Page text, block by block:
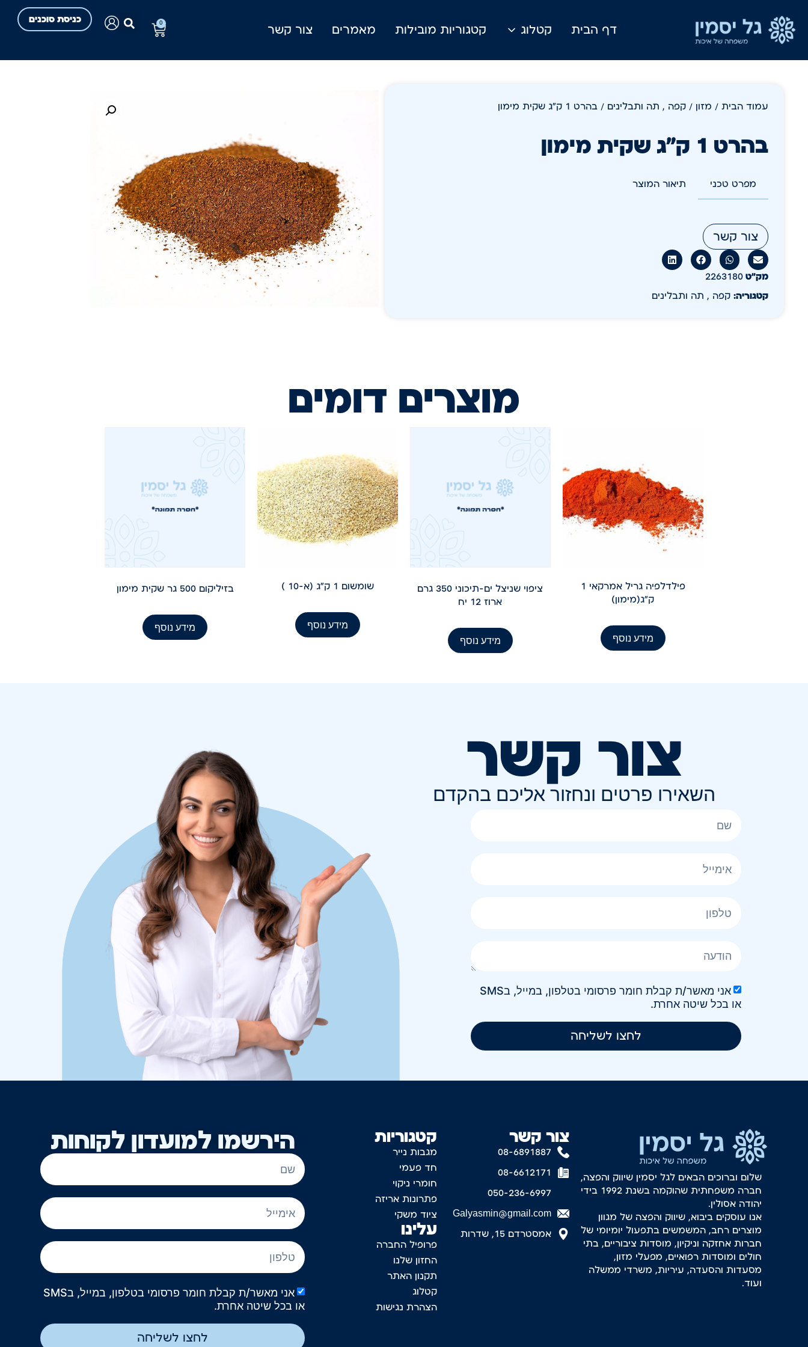
דף הבית קטלוג קטגוריות מובילות מאמרים צור קשר
כניסת סוכנים 0
עמוד הבית / מזון / קפה , תה ותבלינים / בהרט 1 ק"ג שקית מימון
בהרט 1 ק"ג שקית מימון
מפרט טכני תיאור המוצר
צור קשר
מק״ט 2263180
קטגוריה: קפה , תה ותבלינים
מוצרים דומים
פילדלפיה גריל אמרקאי 1
ק"ג(מימון)
מידע נוסף
ציפוי שניצל ים-תיכוני 350 גרם
ארוז 12 יח
מידע נוסף
שומשום 1 ק"ג (א-10 )
מידע נוסף
בזיליקום 500 גר שקית מימון
מידע נוסף
צור קשר
השאירו פרטים ונחזור אליכם בהקדם
אני מאשר/ת קבלת חומר פרסומי בטלפון, במייל, בSMS
או בכל שיטה אחרת.
לחצו לשליחה
הירשמו למועדון לקוחות
אני מאשר/ת קבלת חומר פרסומי בטלפון, במייל, בSMS
או בכל שיטה אחרת.
לחצו לשליחה
קטגוריות
מגבות נייר
חד פעמי
חומרי ניקוי
פתרונות אריזה
ציוד משקי
עלינו
פרופיל החברה
החזון שלנו
תקנון האתר
קטלוג
הצהרת נגישות
צור קשר
08-6891887
08-6612171
050-236-6997
Galyasmin@gmail.com
אמסטרדם 15, שדרות
שלום וברוכים הבאים לגל יסמין שיווק והפצה,
חברה משפחתית שהוקמה בשנת 1992 בידי
יהודה אסולין.
אנו עוסקים ביבוא, שיווק והפצה של מגוון
מוצרים רחב, המשמשים בתפעול יומיומי של
חברות אחזקה וניקיון, מוסדות ציבוריים, בתי
חולים ומוסדות רפואיים, מפעלי מזון,
מסעדות והסעדה, עיריות, משרדי ממשלה
ועוד.